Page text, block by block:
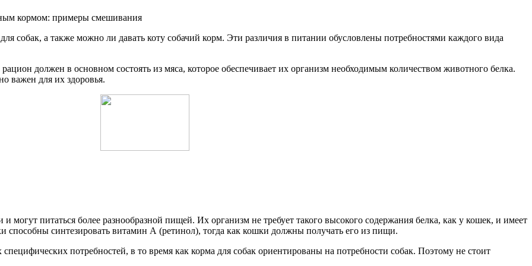
кормом: примеры смешивания
собак, а также можно ли давать коту собачий корм. Эти различия в питании обусловлены потребностями каждого вида
должен в основном состоять из мяса, которое обеспечивает их организм необходимым количеством животного белка.
важен для их здоровья.
питаться более разнообразной пищей. Их организм не требует такого высокого содержания белка, как у кошек, и имеет
способны синтезировать витамин А (ретинол), тогда как кошки должны получать его из пищи.
потребностей, в то время как корма для собак ориентированы на потребности собак. Поэтому не стоит